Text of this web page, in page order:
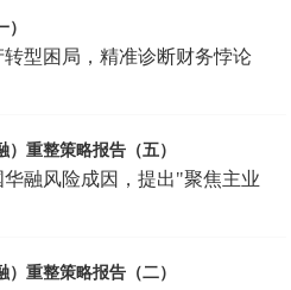
型困局，精准诊断财务悖论
重整策略报告（五）
融风险成因，提出"聚焦主业
重整策略报告（二）